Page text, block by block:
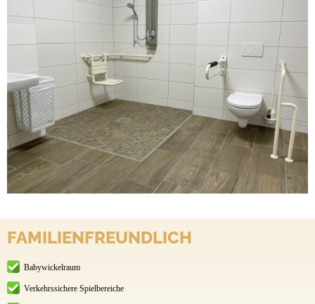
FAMILIENFREUNDLICH
Babywickelraum
Verkehrssichere Spielbereiche